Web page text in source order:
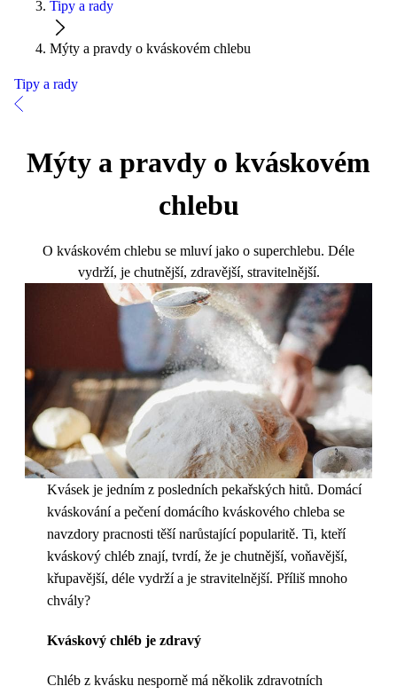
Tipy a rady
Mýty a pravdy o kváskovém chlebu
Tipy a rady
Mýty a pravdy o kváskovém
chlebu
O kváskovém chlebu se mluví jako o superchlebu. Déle
vydrží, je chutnější, zdravější, stravitelnější.
Kvásek je jedním z posledních pekařských hitů. Domácí
kváskování a pečení domácího kváskového chleba se
navzdory pracnosti těší narůstající popularitě. Ti, kteří
kváskový chléb znají, tvrdí, že je chutnější, voňavější,
křupavější, déle vydrží a je stravitelnější. Příliš mnoho
chvály?
Kváskový chléb je zdravý
Chléb z kvásku nesporně má několik zdravotních